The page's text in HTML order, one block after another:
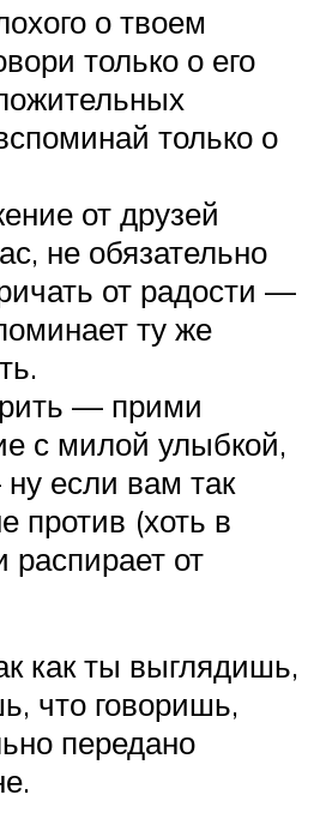
о твоем
только о его
только о
от друзей
не обязательно
от радости —
ту же
— прими
с милой улыбкой,
если вам так
против (хоть в
от
как ты выглядишь,
что говоришь,
передано